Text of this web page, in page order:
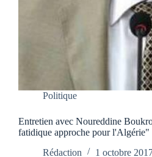
Politique
Entretien avec Noureddine
fatidique approche pour l'Algérie"
Rédaction
1 octobre